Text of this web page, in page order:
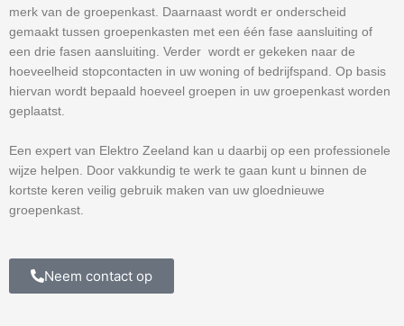
merk van de groepenkast. Daarnaast wordt er onderscheid
gemaakt tussen groepenkasten met een één fase aansluiting of
een drie fasen aansluiting. Verder wordt er gekeken naar de
hoeveelheid stopcontacten in uw woning of bedrijfspand. Op basis
hiervan wordt bepaald hoeveel groepen in uw groepenkast worden
geplaatst.
Een expert van Elektro Zeeland kan u daarbij op een professionele
wijze helpen. Door vakkundig te werk te gaan kunt u binnen de
kortste keren veilig gebruik maken van uw gloednieuwe
groepenkast.
Neem contact op